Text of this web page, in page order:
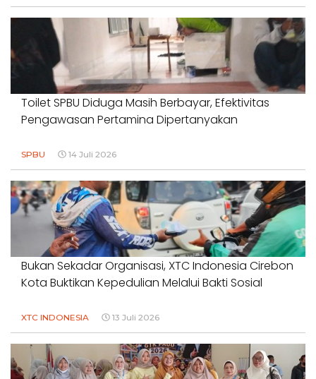
Toilet SPBU Diduga Masih Berbayar, Efektivitas
Pengawasan Pertamina Dipertanyakan
SPBU 14 Juli 2026
Bukan Sekadar Organisasi, XTC Indonesia Cirebon
Kota Buktikan Kepedulian Melalui Bakti Sosial
XTC INDONESIA 13 Juli 2026